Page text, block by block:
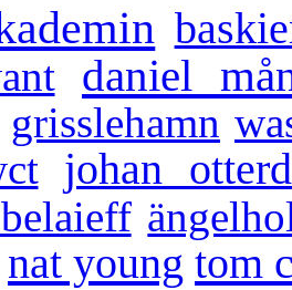
daniel
grisslehamn
johan
nat young tom